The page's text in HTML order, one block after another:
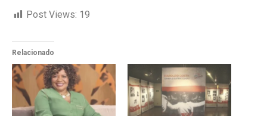
Post Views: 19
Relacionado